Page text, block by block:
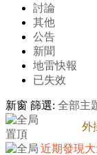
討論
其他
公告
新聞
地雷快報
已失效
新窗 篩選: 全部主
外
近期發現